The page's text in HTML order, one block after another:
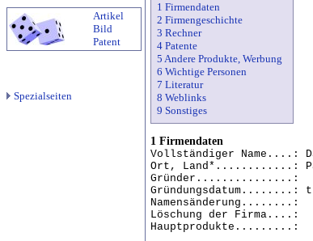
Artikel
Bild
Patent
Spezialseiten
1 Firmendaten
2 Firmengeschichte
3 Rechner
4 Patente
5 Andere Produkte, Werbung
6 Wichtige Personen
7 Literatur
8 Weblinks
9 Sonstiges
1 Firmendaten
Vollständiger Name....:
Ort, Land*............:
Gründer...............:
Gründungsdatum........:
Namensänderung........:
Löschung der Firma....:
Hauptprodukte.........: